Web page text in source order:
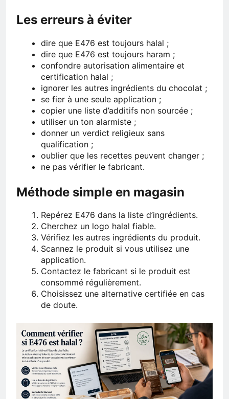
Les erreurs à éviter
dire que E476 est toujours halal ;
dire que E476 est toujours haram ;
confondre autorisation alimentaire et
certification halal ;
ignorer les autres ingrédients du chocolat ;
se fier à une seule application ;
copier une liste d’additifs non sourcée ;
utiliser un ton alarmiste ;
donner un verdict religieux sans
qualification ;
oublier que les recettes peuvent changer ;
ne pas vérifier le fabricant.
Méthode simple en magasin
Repérez E476 dans la liste d’ingrédients.
Cherchez un logo halal fiable.
Vérifiez les autres ingrédients du produit.
Scannez le produit si vous utilisez une
application.
Contactez le fabricant si le produit est
consommé régulièrement.
Choisissez une alternative certifiée en cas
de doute.